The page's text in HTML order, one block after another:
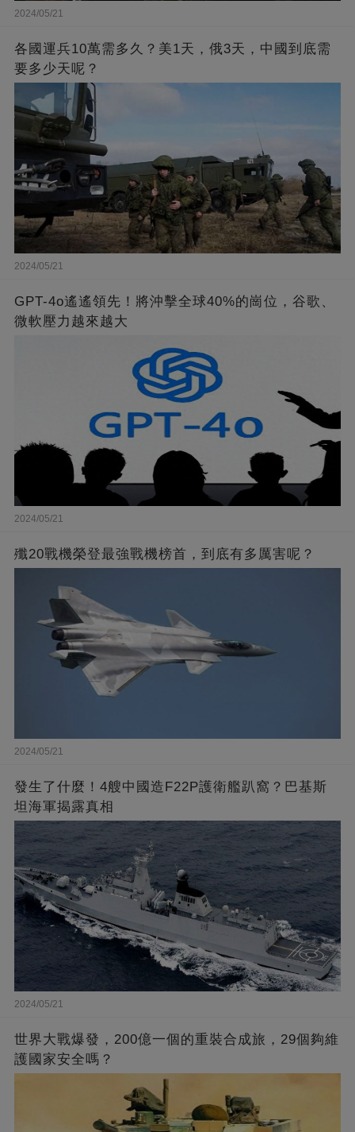
2024/05/21
各國運兵10萬需多久？美1天，俄3天，中國到底需
要多少天呢？
2024/05/21
GPT-4o遙遙領先！將沖擊全球40%的崗位，谷歌、
微軟壓力越來越大
2024/05/21
殲20戰機榮登最強戰機榜首，到底有多厲害呢？
2024/05/21
發生了什麼！4艘中國造F22P護衛艦趴窩？巴基斯
坦海軍揭露真相
2024/05/21
世界大戰爆發，200億一個的重裝合成旅，29個夠維
護國家安全嗎？